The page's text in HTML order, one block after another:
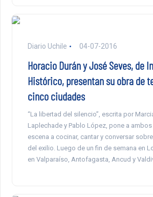
Diario Uchile 04-07-2016
Horacio Durán y José Seves, de
Histórico, presentan su obra de
cinco ciudades
“La libertad del silencio”, escrita por
Laplechade y Pablo López, pone a
escena a cocinar, cantar y conversar
del exilio. Luego de un fin de semana en
en Valparaíso, Antofagasta, Ancud y